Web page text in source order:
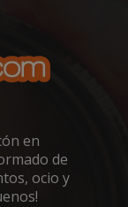
en
de
ocio y